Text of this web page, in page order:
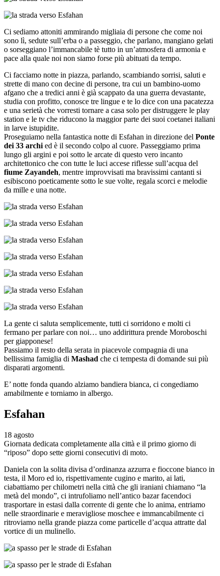
Ci sediamo attoniti ammirando migliaia di persone che come noi
sono lì, sedute sull’erba o a passeggio, che parlano, mangiano gelati
o sorseggiano l’immancabile tè tutto in un’atmosfera di armonia e
pace alla quale noi non siamo forse più abituati da tempo.
Ci facciamo notte in piazza, parlando, scambiando sorrisi, saluti e
strette di mano con decine di persone, tra cui un bambino-uomo
afgano che a tredici anni è già scappato da una guerra devastante,
studia con profitto, conosce tre lingue e te lo dice con una pacatezza
e una serietà che vorresti tornare a casa solo per distruggere le play
station e le tv che riducono la maggior parte dei suoi coetanei italiani
in larve istupidite.
Proseguiamo nella fantastica notte di Esfahan in direzione del Ponte
dei 33 archi ed è il secondo colpo al cuore. Passeggiamo prima
lungo gli argini e poi sotto le arcate di questo vero incanto
architettonico che con tutte le luci accese riflesse sull’acqua del
fiume Zayandeh, mentre improvvisati ma bravissimi cantanti si
esibiscono poeticamente sotto le sue volte, regala scorci e melodie
da mille e una notte.
La gente ci saluta semplicemente, tutti ci sorridono e molti ci
fermano per parlare con noi… uno addirittura prende Moroboschi
per giapponese!
Passiamo il resto della serata in piacevole compagnia di una
bellissima famiglia di Mashad che ci tempesta di domande sui più
disparati argomenti.
E’ notte fonda quando alziamo bandiera bianca, ci congediamo
amabilmente e torniamo in albergo.
Esfahan
18 agosto
Giornata dedicata completamente alla città e il primo giorno di
“riposo” dopo sette giorni consecutivi di moto.
Daniela con la solita divisa d’ordinanza azzurra e fioccone bianco in
testa, il Moro ed io, rispettivamente cugino e marito, ai lati,
ciabattiamo per chilometri nella città che gli iraniani chiamano “la
metà del mondo”, ci intrufoliamo nell’antico bazar facendoci
trasportare in estasi dalla corrente di gente che lo anima, entriamo
nelle straordinarie e meravigliose moschee e immancabilmente ci
ritroviamo nella grande piazza come particelle d’acqua attratte dal
vortice di un mulinello.